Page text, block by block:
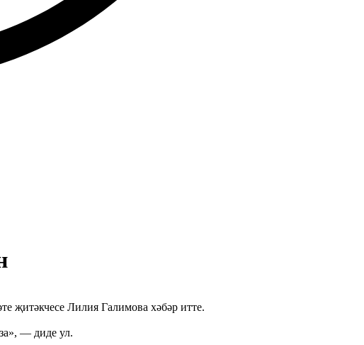
җитәкчесе Лилия Галимова хәбәр итте.
— диде ул.